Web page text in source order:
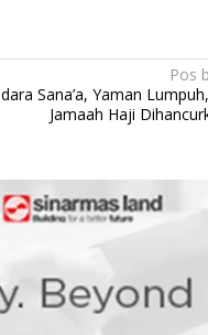
Pos
Sana’a, Yaman
Jamaah Haji
Di
09:13 WIB